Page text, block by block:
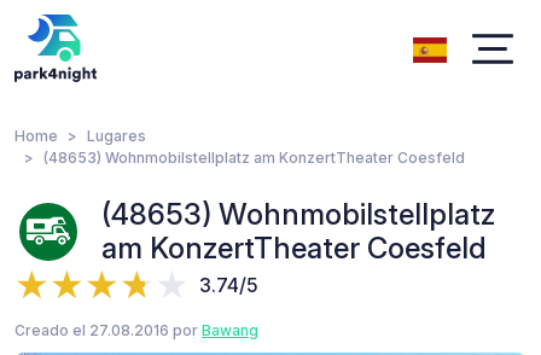
Home
Lugares
(48653) Wohnmobilstellplatz am KonzertTheater Coesfeld
(48653) Wohnmobilstellplatz
am KonzertTheater Coesfeld
3.74/5
Creado el 27.08.2016 por Bawang